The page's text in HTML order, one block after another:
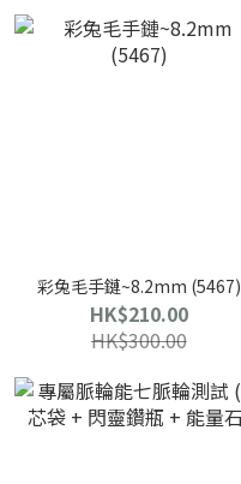
彩兔毛手鏈~8.2mm (5467)
HK$210.00
HK$300.00